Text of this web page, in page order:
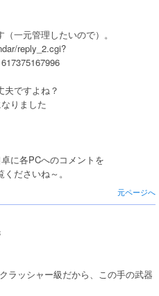
一元管理したいので）。
reply_2.cgi?
夫ですよね？
りました
に各PCへのコメントを
ださいね～。
元ページへ
ラッシャー級だから、この手の武器